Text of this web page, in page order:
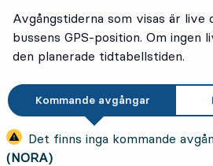
Avgångstiderna som visas är live
bussens GPS-position. Om ingen
den planerade tidtabellstiden.
Kommande avgångar
Det finns inga kommande
(NORA)